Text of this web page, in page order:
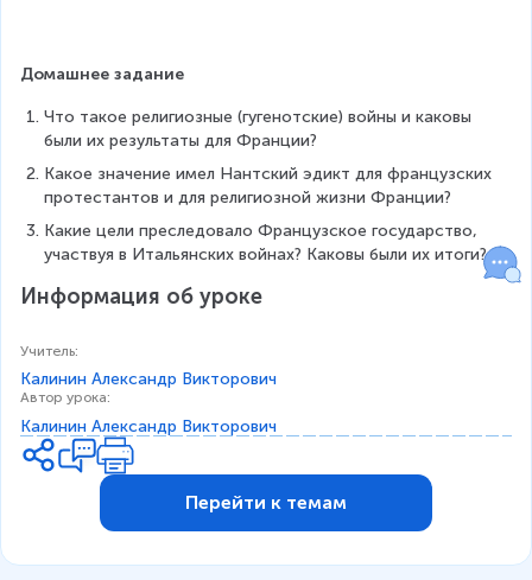
Домашнее задание
Что такое религиозные (гугенотские) войны и каковы
были их результаты для Франции?
Какое значение имел Нантский эдикт для французских
протестантов и для религиозной жизни Франции?
Какие цели преследовало Французское государство,
участвуя в Итальянских войнах? Каковы были их итоги?
Информация об уроке
Учитель:
Калинин Александр Викторович
Автор урока:
Калинин Александр Викторович
Перейти к темам